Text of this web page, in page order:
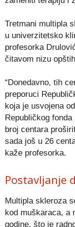
Tretmani multipla
u univerzitetsko
profesorka
čitavom nizu
“Donedavno, tih
preporuci
koja je usvojena
Republičkog
broj centara
sada još u 26
kaže profesorka.
Postavljanje
Multipla skleroza
kod muškaraca, a
godine, što je